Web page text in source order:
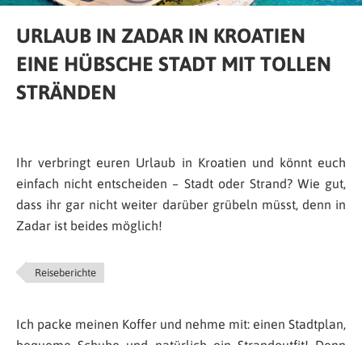
URLAUB IN ZADAR IN KROATIEN
EINE HÜBSCHE STADT MIT TOLLEN
STRÄNDEN
Ihr verbringt euren Urlaub in Kroatien und könnt euch
einfach nicht entscheiden – Stadt oder Strand? Wie gut,
dass ihr gar nicht weiter darüber grübeln müsst, denn in
Zadar ist beides möglich!
Reiseberichte
Ich packe meinen Koffer und nehme mit: einen Stadtplan,